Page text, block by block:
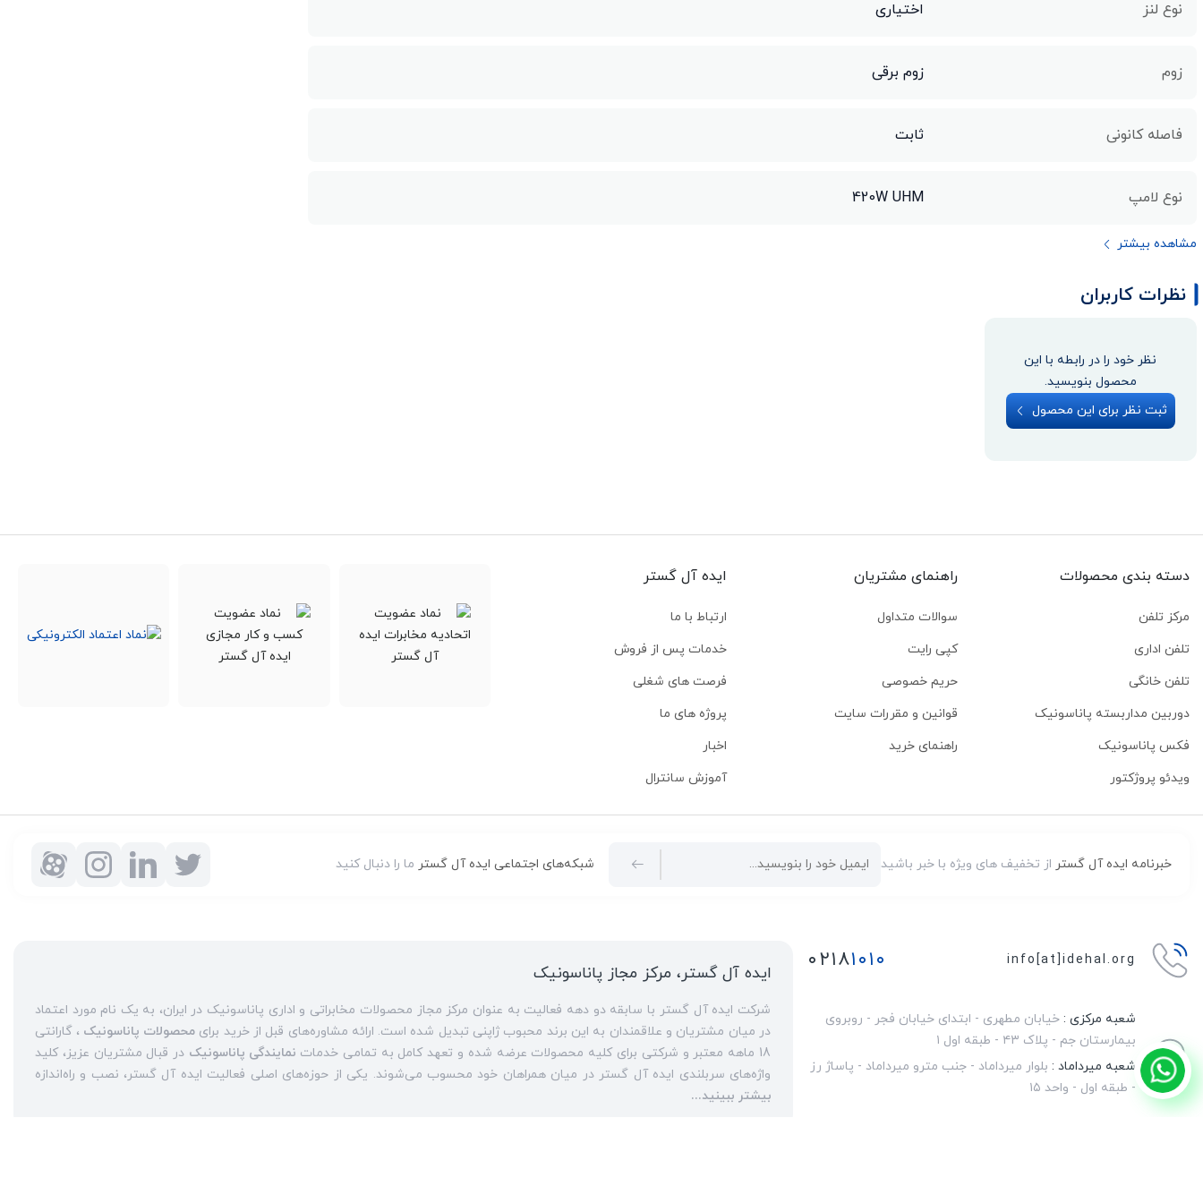
نوع لنز اختیاری
زوم زوم برقی
فاصله کانونی ثابت
نوع لامپ 420W UHM
مشاهده بیشتر
نظرات کاربران
نظر خود را در رابطه با این
محصول بنویسید.
ثبت نظر برای این محصول
دسته بندی محصولات
مرکز تلفن
تلفن اداری
تلفن خانگی
دوربین مداربسته پاناسونیک
فکس پاناسونیک
ویدئو پروژکتور
راهنمای مشتریان
سوالات متداول
کپی رایت
حریم خصوصی
قوانین و مقررات سایت
راهنمای خرید
ایده آل گستر
ارتباط با ما
خدمات پس از فروش
فرصت های شغلی
پروژه های ما
اخبار
آموزش سانترال
خبرنامه ایده آل گستر از تخفیف های ویژه با خبر باشید شبکه‌های اجتماعی ایده آل گستر ما را دنبال کنید
info[at]idehal.org ۰۲۱۸۱۰۱۰
شعبه مرکزی : خیابان مطهری - ابتدای خیابان فجر - روبروی
بیمارستان جم - پلاک ۴۳ - طبقه اول ۱
شعبه میرداماد : بلوار میرداماد - جنب مترو میرداماد - پاساژ رز
- طبقه اول - واحد ۱۵
ایده آل گستر، مرکز مجاز پاناسونیک
شرکت ایده آل گستر با سابقه دو دهه فعالیت به عنوان مرکز مجاز محصولات مخابراتی و اداری پاناسونیک در ایران، به یک نام مورد اعتماد
در میان مشتریان و علاقمندان به این برند محبوب ژاپنی تبدیل شده است. ارائه مشاوره‌های قبل از خرید برای
محصولات پاناسونیک ، گارانتی
18 ماهه معتبر و شرکتی برای کلیه محصولات عرضه شده و تعهد کامل به تمامی خدمات
نمایندگی پاناسونیک در قبال مشتریان عزیز، کلید
واژه‌های سربلندی ایده آل گستر در میان همراهان خود محسوب می‌شوند. یکی از حوزه‌های اصلی فعالیت ایده آل گستر، نصب و راه‌اندازه
انواع مراکزسانترال
بیشتر ببینید...